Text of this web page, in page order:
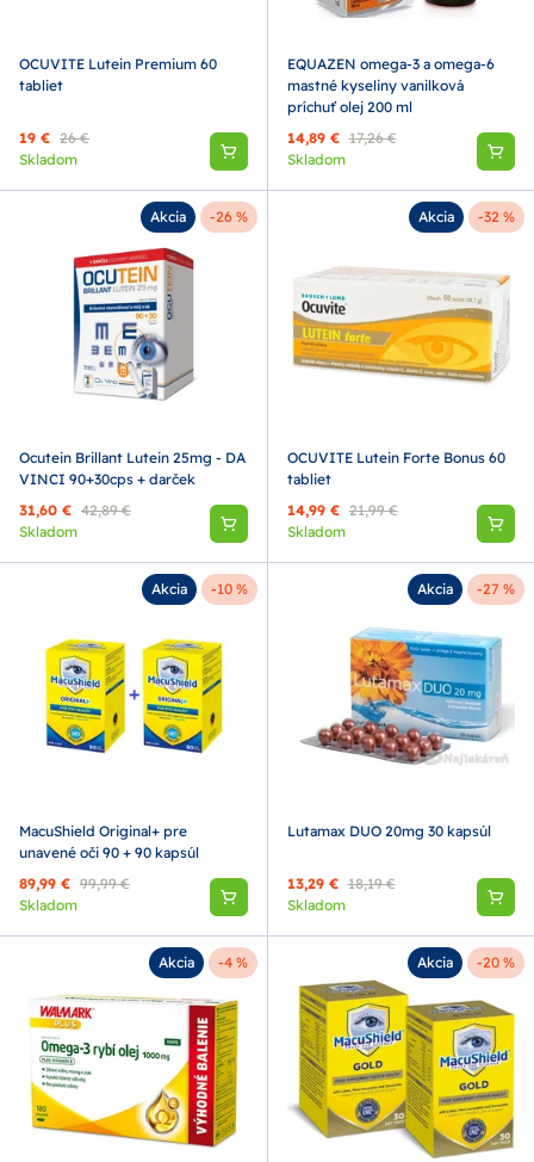
OCUVITE Lutein Premium 60
tabliet
19 € 26 €
Skladom
EQUAZEN omega-3 a omega-6
mastné kyseliny vanilková
príchuť olej 200 ml
14,89 € 17,26 €
Skladom
Akcia -26 %
Ocutein Brillant Lutein 25mg - DA
VINCI 90+30cps + darček
31,60 € 42,89 €
Skladom
Akcia -32 %
OCUVITE Lutein Forte Bonus 60
tabliet
14,99 € 21,99 €
Skladom
Akcia -10 %
MacuShield Original+ pre
unavené oči 90 + 90 kapsúl
89,99 € 99,99 €
Skladom
Akcia -27 %
Lutamax DUO 20mg 30 kapsúl
13,29 € 18,19 €
Skladom
Akcia -4 % Akcia -20 %